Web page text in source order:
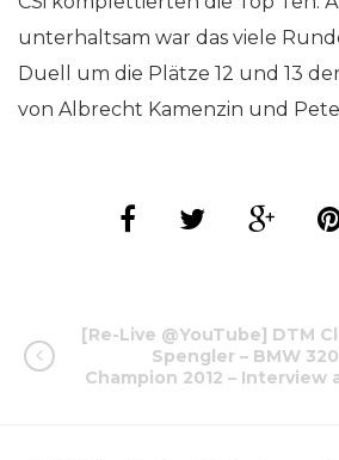
unterhaltsam war das viele
Duell um die Plätze 12 und 13
von Albrecht Kamenzin und
[Re-Live @YouTube] DTM
Spengler – BMW
Champion 2012 – Interview